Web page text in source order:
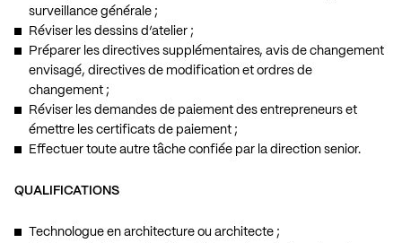
surveillance générale ;
Réviser les dessins d’atelier ;
Préparer les directives supplémentaires, avis de changement
envisagé, directives de modification et ordres de
changement ;
Réviser les demandes de paiement des entrepreneurs et
émettre les certificats de paiement ;
Effectuer toute autre tâche confiée par la direction senior.
QUALIFICATIONS
Technologue en architecture ou architecte ;